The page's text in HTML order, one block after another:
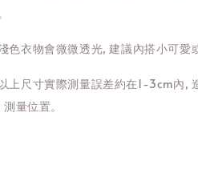
色衣物會微微透光, 建議內搭小可愛
上尺寸實際測量誤差約在1-3cm內,
量位置。